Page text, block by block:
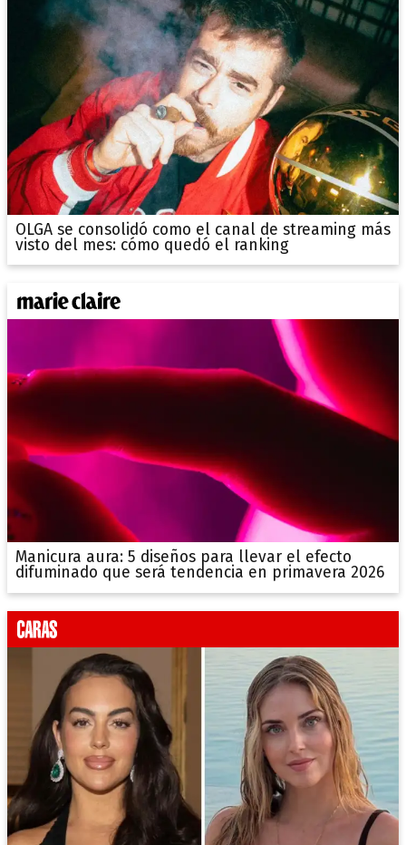
OLGA se consolidó como el canal de streaming más
visto del mes: cómo quedó el ranking
Manicura aura: 5 diseños para llevar el efecto
difuminado que será tendencia en primavera 2026